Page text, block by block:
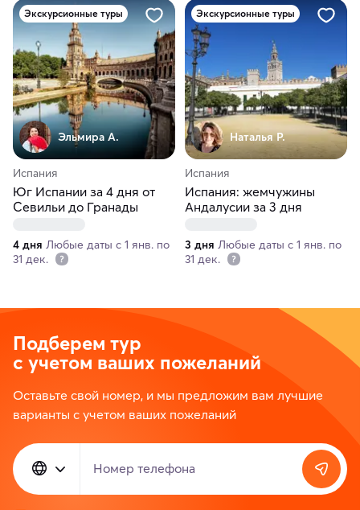
Экскурсионные туры
Эльмира А.
Испания
Юг Испании за 4 дня от
Севильи до Гранады
4 дня Любые даты с 1 янв. по
31 дек.
Экскурсионные туры
Наталья Р.
Испания
Испания: жемчужины
Андалусии за 3 дня
3 дня Любые даты с 1 янв. по
31 дек.
Подберем тур
с учетом ваших пожеланий
Оставьте свой номер, и мы предложим вам лучшие
варианты с учетом ваших пожеланий
Номер телефона